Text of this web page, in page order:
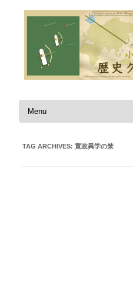
Skip to content
TAG ARCHIVES: 寛政異学の禁